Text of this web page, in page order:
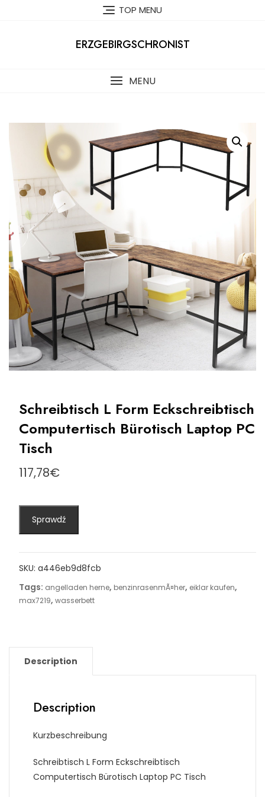
TOP MENU
ERZGEBIRGSCHRONIST
MENU
Schreibtisch L Form Eckschreibtisch
Computertisch Bürotisch Laptop PC
Tisch
117,78€
Sprawdź
SKU: a446eb9d8fcb
Tags: angelladen herne, benzinrasenmÃ¤her, eiklar kaufen,
max7219, wasserbett
Description
Description
Kurzbeschreibung
Schreibtisch L Form Eckschreibtisch
Computertisch Bürotisch Laptop PC Tisch